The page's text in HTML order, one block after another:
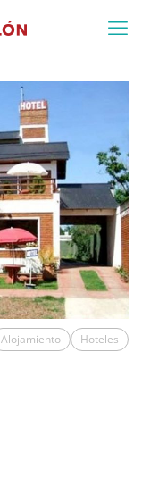
Alojamiento Hoteles